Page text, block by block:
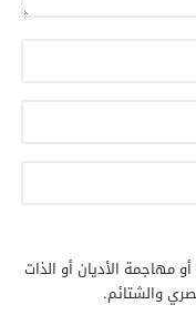
مهاجمة الأديان أو الذات
والشتائم.